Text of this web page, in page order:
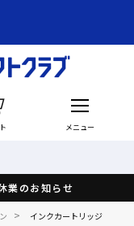
メニュー
のお知らせ
> インクカートリッジ